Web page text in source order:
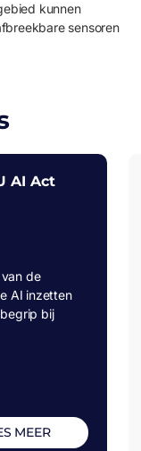
kunnen
sensoren
AI Act
de
AI inzetten
bij
MEER